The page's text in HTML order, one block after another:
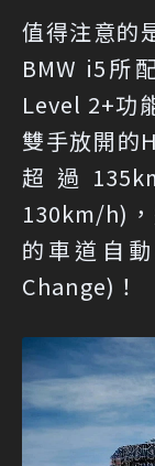
值得注意的
BMW i5所
Level 2+功
雙手放開的
超過
130km/h)
的車道自
Change)！